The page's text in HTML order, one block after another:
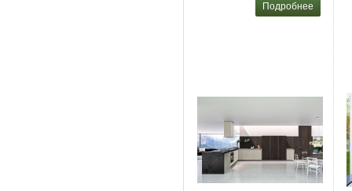
Подробнее